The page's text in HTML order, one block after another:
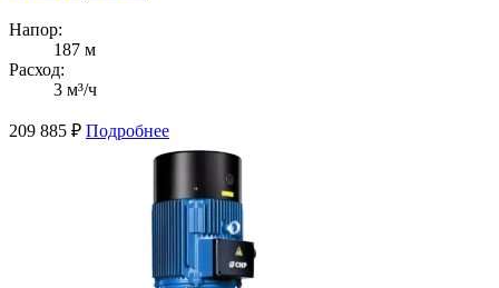
Напор:
187 м
Расход:
3 м³/ч
209 885 ₽ Подробнее